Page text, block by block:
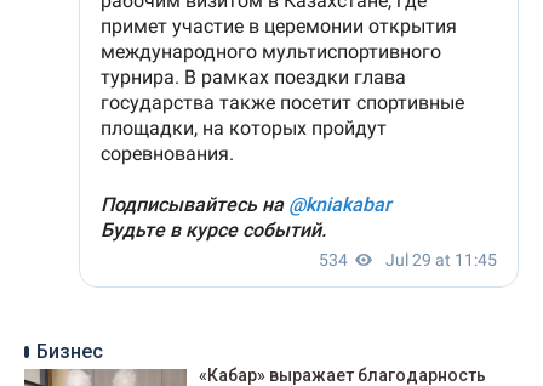
Бизнес
«Кабар» выражает благодарность